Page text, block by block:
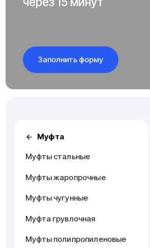
Заполнить форму
Муфта
Муфты стальные
Муфты жаропрочные
Муфты чугунные
Муфта грувлочная
Муфты полипропиленовые